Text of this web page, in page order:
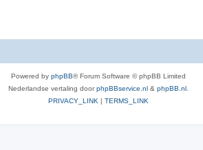
Powered by phpBB® Forum Software © phpBB Limited
Nederlandse vertaling doorphpBBservice.nl & phpBB.nl
PRIVACY_LINK | TERMS_LINK